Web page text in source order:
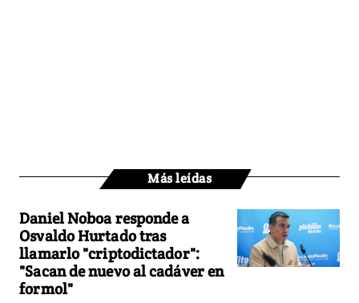
Más leídas
Daniel Noboa responde a
Osvaldo Hurtado tras
llamarlo "criptodictador":
"Sacan de nuevo al cadáver en
formol"